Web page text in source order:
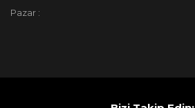
Pazar :